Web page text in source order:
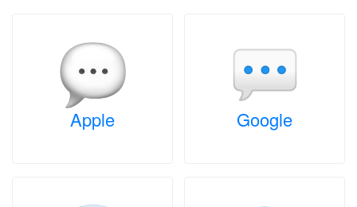
Apple Google